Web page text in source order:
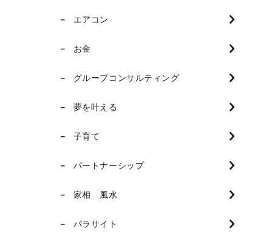
エアコン
お金
グループコンサルティング
夢を叶える
子育て
パートナーシップ
家相 風水
パラサイト